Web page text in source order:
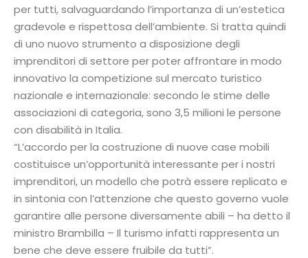
per tutti, salvaguardando l’importanza di un’estetica
gradevole e rispettosa dell’ambiente. Si tratta quindi
di uno nuovo strumento a disposizione degli
imprenditori di settore per poter affrontare in modo
innovativo la competizione sul mercato turistico
nazionale e internazionale: secondo le stime delle
associazioni di categoria, sono 3,5 milioni le persone
con disabilità in Italia.
“L’accordo per la costruzione di nuove case mobili
costituisce un’opportunità interessante per i nostri
imprenditori, un modello che potrà essere replicato e
in sintonia con l’attenzione che questo governo vuole
garantire alle persone diversamente abili – ha detto il
ministro Brambilla – Il turismo infatti rappresenta un
bene che deve essere fruibile da tutti”.